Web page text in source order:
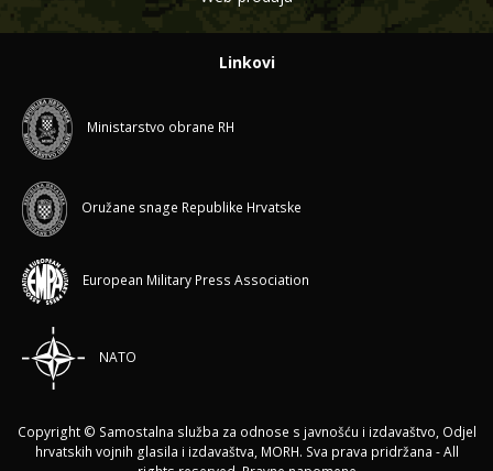
Linkovi
Ministarstvo obrane RH
Oružane snage Republike Hrvatske
European Military Press Association
NATO
Copyright © Samostalna služba za odnose s javnošću i izdavaštvo, Odjel
hrvatskih vojnih glasila i izdavaštva, MORH. Sva prava pridržana - All